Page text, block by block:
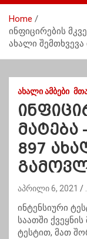
n
Home
ინფიცირების
ახალი
ᲐᲮᲐᲚᲘ ᲐᲛᲑᲔᲑᲘ
მატება
897
აპრილი 6, 2021
ინტენსიური
საათში
ტესტით, მათ